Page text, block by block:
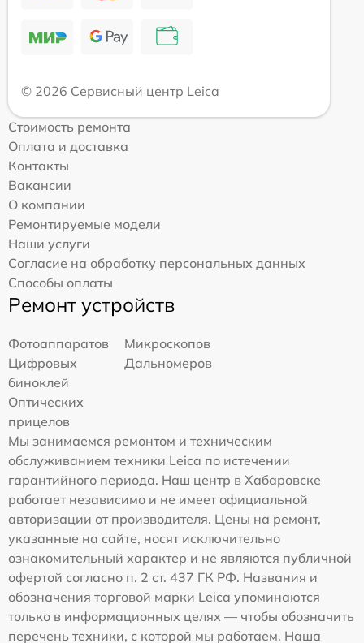
© 2026 Сервисный центр Leica
Стоимость ремонта
Оплата и доставка
Контакты
Вакансии
О компании
Ремонтируемые модели
Наши услуги
Согласие на обработку персональных данных
Способы оплаты
Ремонт устройств
Фотоаппаратов
Микроскопов
Цифровых
биноклей
Дальномеров
Оптических
прицелов
Мы занимаемся ремонтом и техническим
обслуживанием техники Leica по истечении
гарантийного периода. Наш центр в Хабаровске
работает независимо и не имеет официальной
авторизации от производителя. Цены на ремонт,
указанные на сайте, носят исключительно
ознакомительный характер и не являются публичной
офертой согласно п. 2 ст. 437 ГК РФ. Названия и
обозначения торговой марки Leica упоминаются
только в информационных целях — чтобы обозначить
перечень техники, с которой мы работаем. Наша